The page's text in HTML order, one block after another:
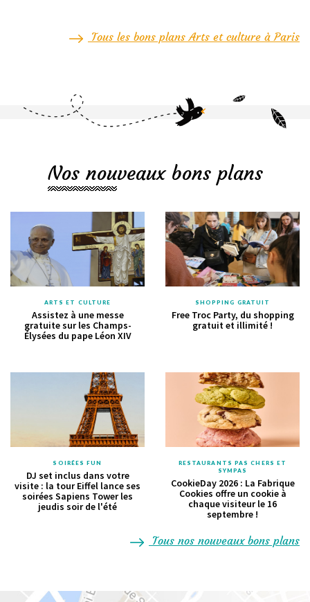
Tous les bons plans Arts et culture à Paris
Nos nouveaux bons plans
ARTS ET CULTURE
Assistez à une messe
gratuite sur les Champs-
Élysées du pape Léon XIV
SHOPPING GRATUIT
Free Troc Party, du shopping
gratuit et illimité !
SOIRÉES FUN
DJ set inclus dans votre
visite : la tour Eiffel lance ses
soirées Sapiens Tower les
jeudis soir de l'été
RESTAURANTS PAS CHERS ET
SYMPAS
CookieDay 2026 : La Fabrique
Cookies offre un cookie à
chaque visiteur le 16
septembre !
Tous nos nouveaux bons plans